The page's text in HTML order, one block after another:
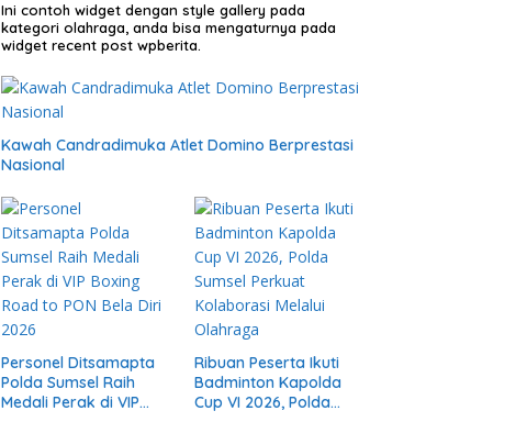
Ini contoh widget dengan style gallery pada
kategori olahraga, anda bisa mengaturnya pada
widget recent post wpberita.
Kawah Candradimuka Atlet Domino Berprestasi
Nasional
Personel Ditsamapta
Polda Sumsel Raih
Medali Perak di VIP
Ribuan Peserta Ikuti
Badminton Kapolda
Cup VI 2026, Polda